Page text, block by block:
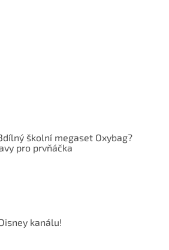
školní megaset Oxybag?
pro prvňáčka
kanálu!